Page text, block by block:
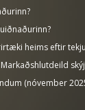
heims eftir
(nóvember